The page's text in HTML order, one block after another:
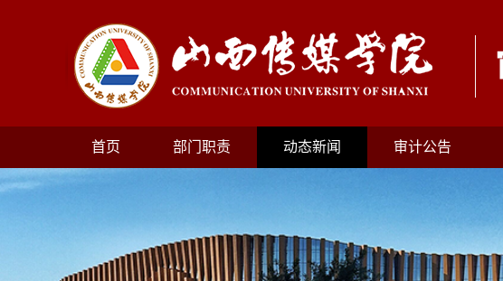
首页 部门职责 动态新闻 审计公告